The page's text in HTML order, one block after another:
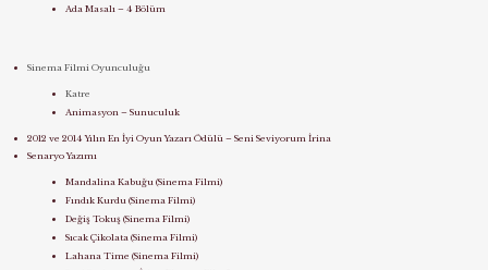
Ada Masalı – 4 Bölüm
Sinema Filmi Oyunculuğu
Katre
Animasyon – Sunuculuk
2012 ve 2014 Yılın En İyi Oyun Yazarı Ödülü – Seni Seviyorum İrina
Senaryo Yazımı
Mandalina Kabuğu (Sinema Filmi)
Fındık Kurdu (Sinema Filmi)
Değiş Tokuş (Sinema Filmi)
Sıcak Çikolata (Sinema Filmi)
Lahana Time (Sinema Filmi)